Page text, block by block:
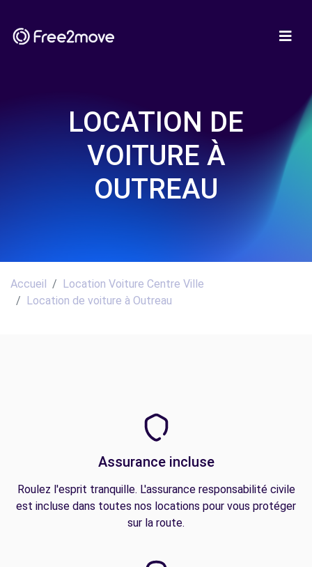
LOCATION DE
VOITURE À
OUTREAU
Accueil
Location Voiture Centre Ville
Location de voiture à Outreau
Assurance incluse
Roulez l'esprit tranquille. L'assurance responsabilité civile
est incluse dans toutes nos locations pour vous protéger
sur la route.